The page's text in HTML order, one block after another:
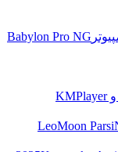
Babylon Pro NG
وKMPlayer
LeoMoon